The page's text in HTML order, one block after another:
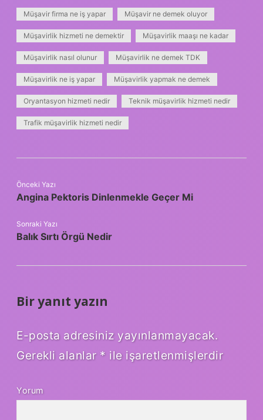
Müşavir firma ne iş yapar Müşavir ne demek oluyor
Müşavirlik hizmeti ne demektir Müşavirlik maaşı ne kadar
Müşavirlik nasıl olunur Müşavirlik ne demek TDK
Müşavirlik ne iş yapar Müşavirlik yapmak ne demek
Oryantasyon hizmeti nedir Teknik müşavirlik hizmeti nedir
Trafik müşavirlik hizmeti nedir
Önceki Yazı
Angina Pektoris Dinlenmekle Geçer Mi
Sonraki Yazı
Balık Sırtı Örgü Nedir
Bir yanıt yazın
E-posta adresiniz yayınlanmayacak.
Gerekli alanlar * ile işaretlenmişlerdir
Yorum